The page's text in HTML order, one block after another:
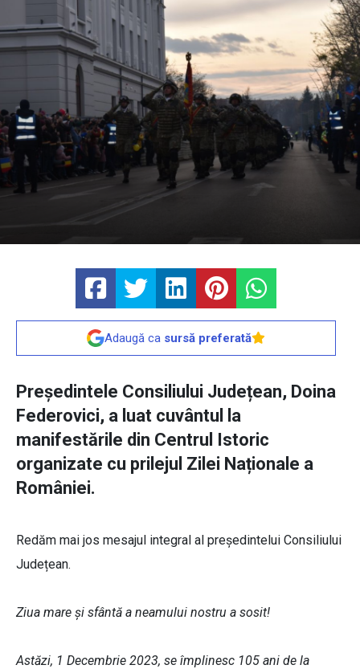
Adaugă ca sursă preferată
Președintele Consiliului Județean, Doina
Federovici, a luat cuvântul la
manifestările din Centrul Istoric
organizate cu prilejul Zilei Naționale a
României.
Redăm mai jos mesajul integral al președintelui Consiliului
Județean.
Ziua mare și sfântă a neamului nostru a sosit!
Astăzi, 1 Decembrie 2023, se împlinesc 105 ani de la